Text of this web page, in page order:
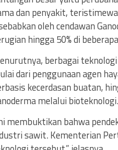
dan penyakit,
oleh cendawan
hingga 50% di
berbagai
dari penggunaan agen
kecerdasan buatan,
melalui bioteknologi.
membuktikan bahwa
sawit. Kementerian